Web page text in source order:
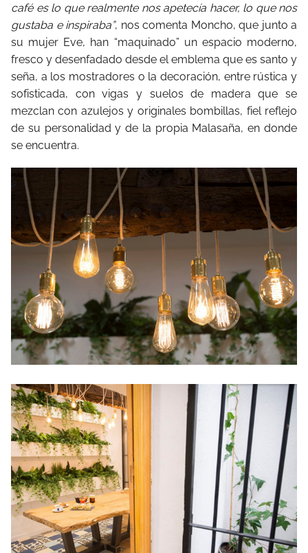
café es lo que realmente nos apetecía hacer, lo que nos
gustaba e inspiraba”, nos comenta Moncho, que junto a
su mujer Eve, han “maquinado” un espacio moderno,
fresco y desenfadado desde el emblema que es santo y
seña, a los mostradores o la decoración, entre rústica y
sofisticada, con vigas y suelos de madera que se
mezclan con azulejos y originales bombillas, fiel reflejo
de su personalidad y de la propia Malasaña, en donde
se encuentra.